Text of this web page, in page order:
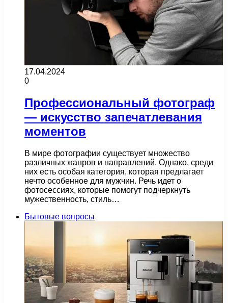
17.04.2024
0
Профессиональный фотограф
— искусство запечатлевания
моментов
В мире фотографии существует множество
различных жанров и направлений. Однако, среди
них есть особая категория, которая предлагает
нечто особенное для мужчин. Речь идет о
фотосессиях, которые помогут подчеркнуть
мужественность, стиль…
Бытовые вопросы